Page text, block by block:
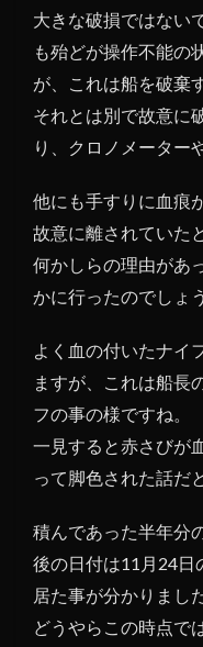
大きな破損ではない
も殆どが操作不能の
が、これは船を破棄
それとは別で故意に
り、クロノメーター
他にも手すりに血痕
故意に離されていた
何かしらの理由があ
かに行ったのでしょ
よく血の付いたナイ
ますが、これは船長
フの事の様ですね。
一見すると赤さびが
って脚色された話だ
積んであった半年分
後の日付は11月24日
居た事が分かりました
どうやらこの時点で